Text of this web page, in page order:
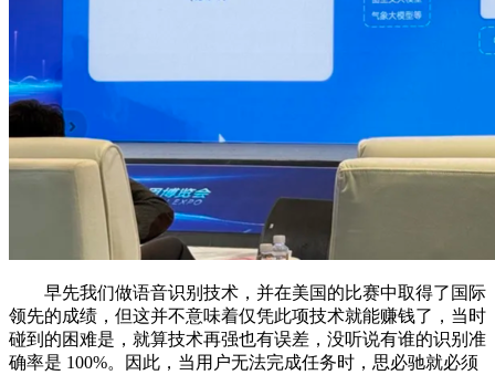
早先我们做语音识别技术，并在美国的比赛中取得了国际
领先的成绩，但这并不意味着仅凭此项技术就能赚钱了，当时
碰到的困难是，就算技术再强也有误差，没听说有谁的识别准
确率是 100%。因此，当用户无法完成任务时，思必驰就必须